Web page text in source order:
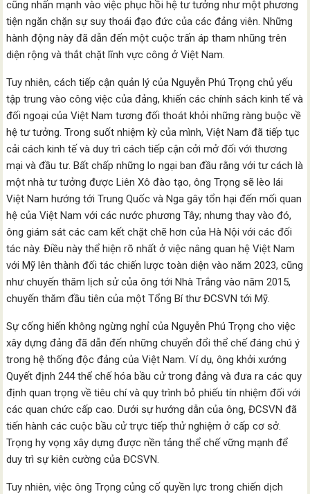
cũng nhấn mạnh vào việc phục hồi hệ tư tưởng như một phương
tiện ngăn chặn sự suy thoái đạo đức của các đảng viên. Những
hành động này đã dẫn đến một cuộc trấn áp tham nhũng trên
diện rộng và thắt chặt lĩnh vực công ở Việt Nam.
Tuy nhiên, cách tiếp cận quản lý của Nguyễn Phú Trọng chủ yếu
tập trung vào công việc của đảng, khiến các chính sách kinh tế và
đối ngoại của Việt Nam tương đối thoát khỏi những ràng buộc về
hệ tư tưởng. Trong suốt nhiệm kỳ của mình, Việt Nam đã tiếp tục
cải cách kinh tế và duy trì cách tiếp cận cởi mở đối với thương
mại và đầu tư. Bất chấp những lo ngại ban đầu rằng với tư cách là
một nhà tư tưởng được Liên Xô đào tạo, ông Trọng sẽ lèo lái
Việt Nam hướng tới Trung Quốc và Nga gây tổn hại đến mối quan
hệ của Việt Nam với các nước phương Tây; nhưng thay vào đó,
ông giám sát các cam kết chặt chẽ hơn của Hà Nội với các đối
tác này. Điều này thể hiện rõ nhất ở việc nâng quan hệ Việt Nam
với Mỹ lên thành đối tác chiến lược toàn diện vào năm 2023, cũng
như chuyến thăm lịch sử của ông tới Nhà Trắng vào năm 2015,
chuyến thăm đầu tiên của một Tổng Bí thư ĐCSVN tới Mỹ.
Sự cống hiến không ngừng nghỉ của Nguyễn Phú Trọng cho việc
xây dựng đảng đã dẫn đến những chuyển đổi thể chế đáng chú ý
trong hệ thống độc đảng của Việt Nam. Ví dụ, ông khởi xướng
Quyết định 244 thể chế hóa bầu cử trong đảng và đưa ra các quy
định quan trọng về tiêu chí và quy trình bỏ phiếu tín nhiệm đối với
các quan chức cấp cao. Dưới sự hướng dẫn của ông, ĐCSVN đã
tiến hành các cuộc bầu cử trực tiếp thử nghiệm ở cấp cơ sở.
Trọng hy vọng xây dựng được nền tảng thể chế vững mạnh để
duy trì sự kiên cường của ĐCSVN.
Tuy nhiên, việc ông Trọng củng cố quyền lực trong chiến dịch